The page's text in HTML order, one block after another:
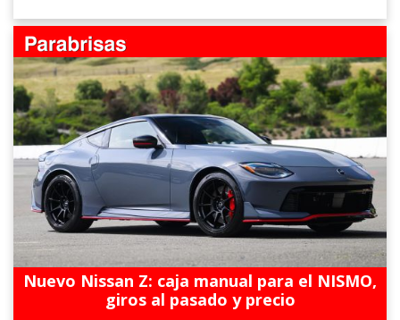
Nuevo Nissan Z: caja manual para el NISMO,
giros al pasado y precio